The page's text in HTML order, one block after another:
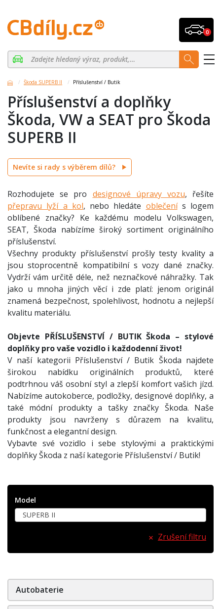
0
Škoda SUPERB II Příslušenství / Butik
Příslušenství a doplňky
Škoda, VW a SEAT pro Škoda
SUPERB II
Nevíte si rady s výběrem dílů?
Rozhodujete se pro designové úpravy vozu, řešíte
přepravu lyží a kol, nebo hledáte oblečenís logem
oblíbené značky? Ke každému modelu Volkswagen,
SEAT, Škoda nabízíme široký sortiment originálního
příslušenství.
Všechny produkty příslušenství prošly testy kvality a
jsou stoprocentně kompatibilní s vozy dané značky.
Vydrží vám určitě déle, než neznačkové náhražky. Tak
jako u mnoha jiných věcí i zde platí: jenom originál
znamená bezpečnost, spolehlivost, hodnotu a nejlepší
kvalitu materiálu.
Objevte PŘÍSLUŠENSTVÍ / BUTIK Škoda – stylové
doplňky pro vaše vozidlo i každodenní život!
V naší kategorii Příslušenství / Butik Škoda najdete
širokou nabídku originálních produktů, které
podtrhnou váš osobní styl a zlepší komfort vašich jízd.
Nabízíme autokoberce, podložky, designové doplňky, a
také módní produkty a tašky značky Škoda. Naše
produkty jsou navrženy s důrazem na kvalitu,
funkčnost a elegantní design.
Vybavte své vozidlo i sebe stylovými a praktickými
doplňky Škoda z naší kategorie Příslušenství / Butik!
Model
SUPERB II
Zrušení filtru
Autobaterie